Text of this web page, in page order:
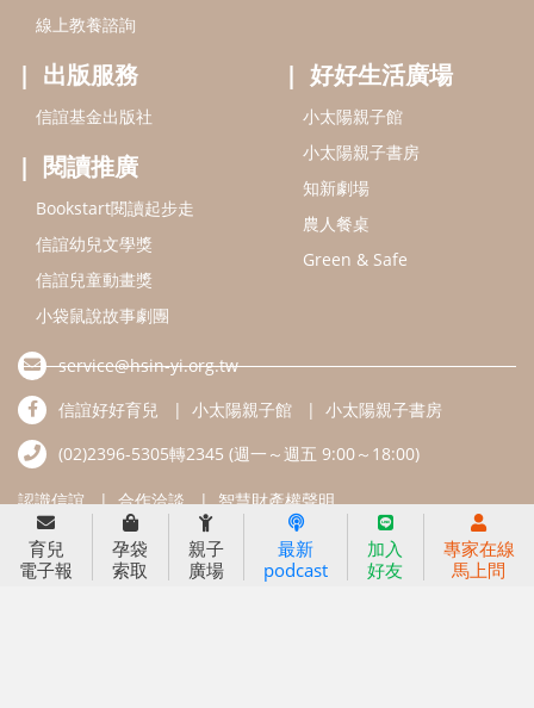
信誼基金會
信誼兒童發展國際研討會
2022信誼年度報告
2023信誼年度報告
2024信誼年度報告
2025信誼年度報告
育兒服務
好好育兒
好孕袋
附設幼兒園
小袋鼠幼師網
育兒
電子報
孕袋
索取
親子
廣場
最新
podcast
加入
好友
專家在線
馬上問